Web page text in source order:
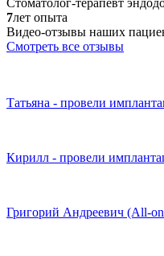
Стоматолог-терапевт
7лет опыта
Видео-отзывы наших
Смотреть все отзывы
Татьяна - провели
Кирилл - провели
Григорий Андреевич (All-